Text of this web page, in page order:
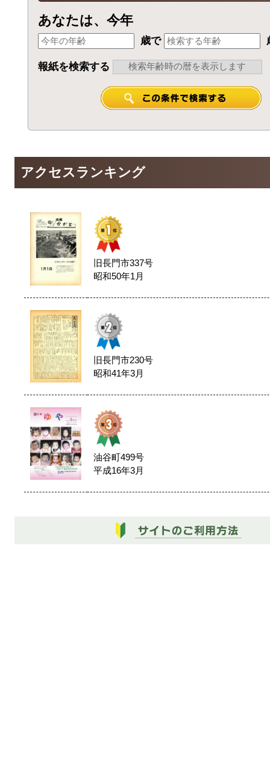
あなたは、今年
歳で
報紙を検索する
アクセスランキング
旧長門市337号
昭和50年1月
旧長門市230号
昭和41年3月
油谷町499号
平成16年3月